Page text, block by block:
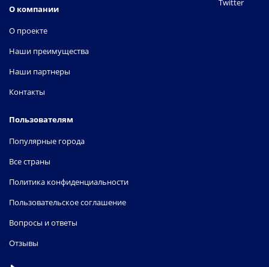
О компании
О проекте
Наши преимущества
Наши партнеры
Контакты
Пользователям
Популярные города
Все страны
Политика конфиденциальности
Пользовательское соглашение
Вопросы и ответы
Отзывы
Twitter